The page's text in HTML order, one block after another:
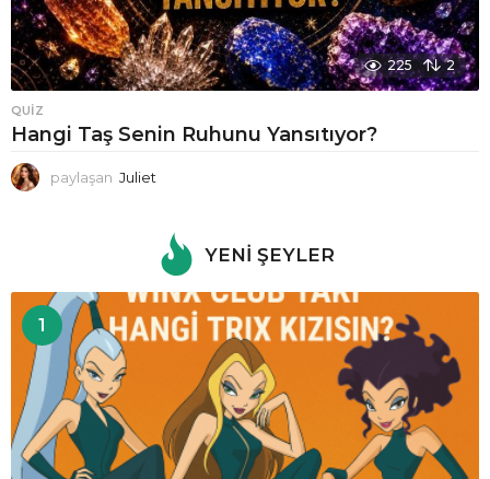
225 2
QUIZ
Hangi Taş Senin Ruhunu Yansıtıyor?
paylaşan Juliet
YENI ŞEYLER
1